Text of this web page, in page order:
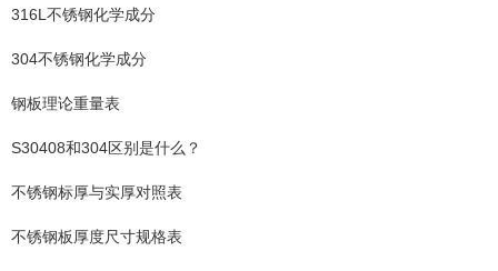
316L不锈钢化学成分
304不锈钢化学成分
钢板理论重量表
S30408和304区别是什么？
不锈钢标厚与实厚对照表
不锈钢板厚度尺寸规格表